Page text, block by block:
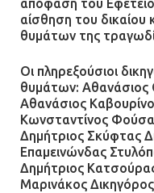
αίσθηση του δικαίου
θυμάτων της
Οι πληρεξούσιοι
θυμάτων: Αθανάσιος
Αθανάσιος
Κωνσταντίνος
Δημήτριος Σκύφτας
Επαμεινώνδας
Δημήτριος
Μαρινάκος